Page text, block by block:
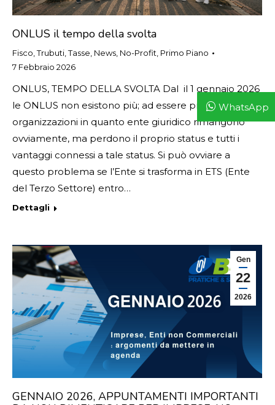
ONLUS il tempo della svolta
Fisco, Trubuti, Tasse, News, No-Profit, Primo Piano
7 Febbraio 2026
ONLUS, TEMPO DELLA SVOLTA Dal il 1 gennaio 2026
le ONLUS non esistono più; ad essere precisi le
organizzazioni in quanto ente giuridico rimangono
ovviamente, ma perdono il proprio status e tutti i
vantaggi connessi a tale status. Si può ovviare a
questo problema se l’Ente si trasforma in ETS (Ente
del Terzo Settore) entro…
Dettagli
Gen
22
2026
GENNAIO 2026, APPUNTAMENTI IMPORTANTI
WhatsApp